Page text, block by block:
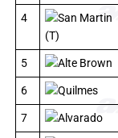
4
San Martin
(T)
5 Alte Brown
6
Quilmes
7
Alvarado